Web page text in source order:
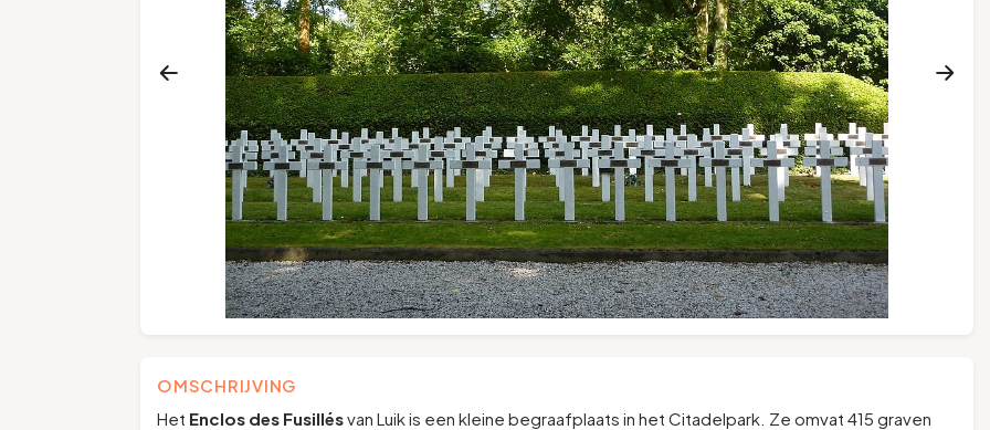
OMSCHRIJVING
Het Enclos des Fusillésvan Luik is een kleine begraafplaats in het Citadelpark. Ze omvat 415 graven